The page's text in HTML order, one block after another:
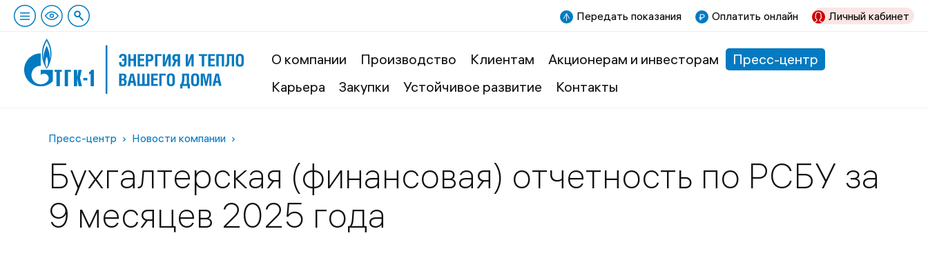
Передать показания Оплатить онлайн Личный кабинет
О компании Производство Клиентам Акционерам и инвесторам
Пресс-центр
Карьера
Закупки Устойчивое развитие Контакты
Пресс-центр Новости компании
Бухгалтерская (финансовая) отчетность по РСБУ за
9 месяцев 2025 года